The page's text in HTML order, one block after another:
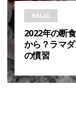
HALAL
2022年の断
から？ラマ
の慣習